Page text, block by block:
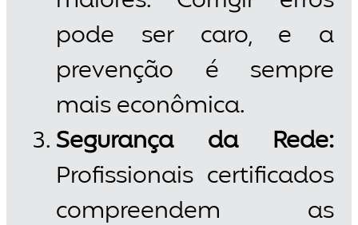
pode ser caro, e a
prevenção é sempre
mais econômica.
Segurança da Rede:
Profissionais certificados
compreendem as